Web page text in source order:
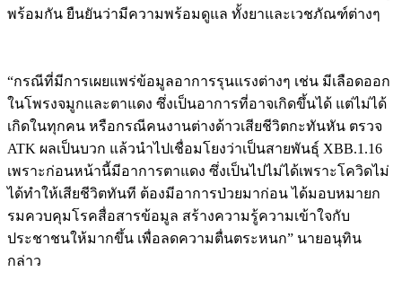
พร้อมกัน ยืนยันว่ามีความพร้อมดูแล ทั้งยาและเวชภัณฑ์ต่างๆ
“กรณีที่มีการเผยแพร่ข้อมูลอาการรุนแรงต่างๆ เช่น มีเลือดออก
ในโพรงจมูกและตาแดง ซึ่งเป็นอาการที่อาจเกิดขึ้นได้ แต่ไม่ได้
เกิดในทุกคน หรือกรณีคนงานต่างด้าวเสียชีวิตกะทันหัน ตรวจ
ATK ผลเป็นบวก แล้วนำไปเชื่อมโยงว่าเป็นสายพันธุ์ XBB.1.16
เพราะก่อนหน้านี้มีอาการตาแดง ซึ่งเป็นไปไม่ได้เพราะโควิดไม่
ได้ทำให้เสียชีวิตทันที ต้องมีอาการป่วยมาก่อน ได้มอบหมายก
รมควบคุมโรคสื่อสารข้อมูล สร้างความรู้ความเข้าใจกับ
ประชาชนให้มากขึ้น เพื่อลดความตื่นตระหนก” นายอนุทิน
กล่าว